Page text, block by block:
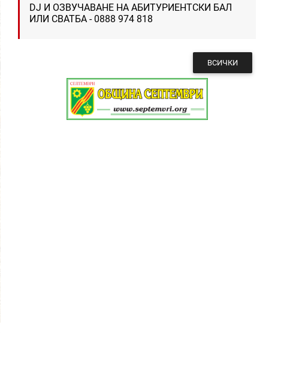
DJ И ОЗВУЧАВАНЕ НА АБИТУРИЕНТСКИ БАЛ
ИЛИ СВАТБА - 0888 974 818
ВСИЧКИ